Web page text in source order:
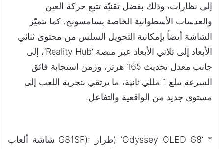
إلى نظارات، وذلك بفضل تقنيّة تتبع حركة العين
والعدسات الأسطوانية الخاصة بسامسونج. كما تتميّز
الشاشة أيضاً بإمكانية التحويل السلس من محتوى ثنائي
الأبعاد إلى ثلاثي الأبعاد عبر منصة ‘Reality Hub’، إلى
جانب معدل تحديث 165 هرتز، وزمن استجابة فائق
السرعة يبلغ 1 مللي ثانية، ما يرتقي بتجربة اللعب إلى
مستوى جديد من الواقعية والتفاعل.
* ‘Odyssey OLED G8’ (طراز :(G81SF شاشة ألعاب